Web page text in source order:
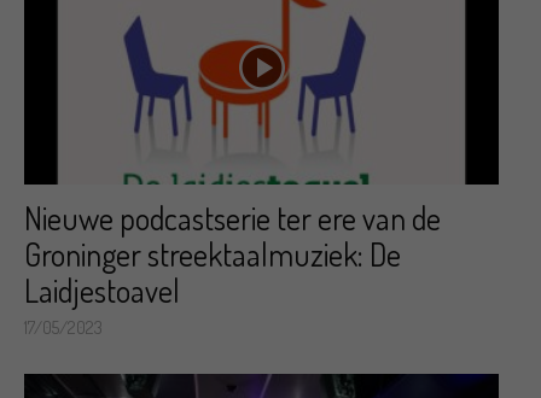
Nieuwe podcastserie ter ere van de
Groninger streektaalmuziek: De
Laidjestoavel
17/05/2023